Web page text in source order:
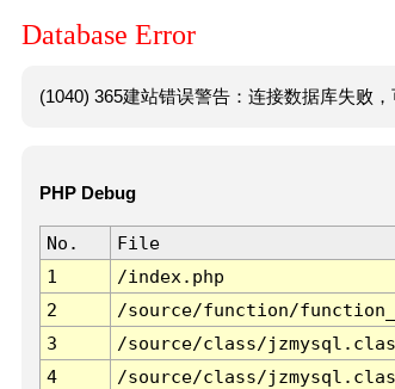
Database Error
(1040) 365建站错误警告：连接数据库失败
PHP Debug
No. File
1
/index.php
2
/source/function/
3
/source/class/
4
/source/class/